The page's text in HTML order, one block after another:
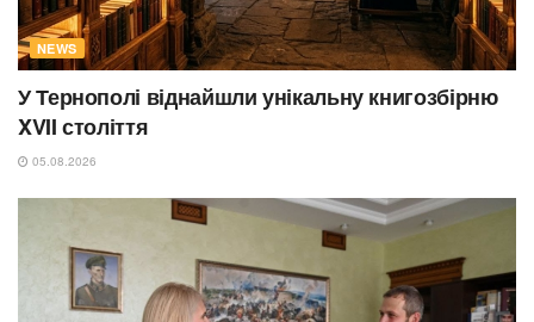
NEWS
У Тернополі віднайшли унікальну книгозбірню
XVII століття
05.08.2026